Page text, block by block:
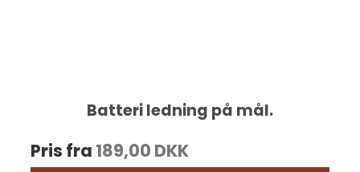
Batteri ledning på mål.
Pris fra 189,00 DKK